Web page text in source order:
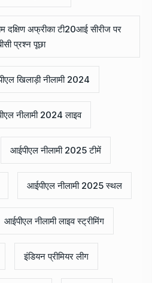
दक्षिण अफ्रीका टी20आई सीरीज पर
प्रश्न पूछा
खिलाड़ी नीलामी 2024
नीलामी 2024 लाइव
आईपीएल नीलामी 2025 टीमें
आईपीएल नीलामी 2025 स्थल
आईपीएल नीलामी लाइव स्ट्रीमिंग
इंडियन प्रीमियर लीग